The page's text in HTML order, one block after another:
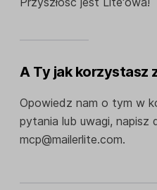
A Ty jak korzystasz
Opowiedz nam o tym w
pytania lub uwagi, napisz
mcp@mailerlite.com.